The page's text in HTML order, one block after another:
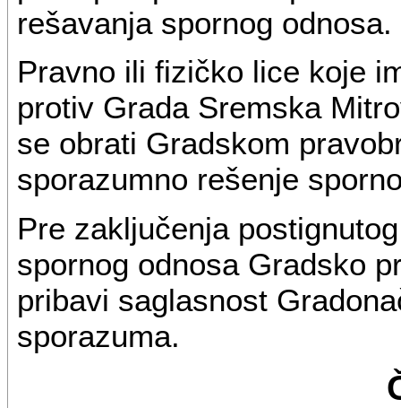
rešavanja spornog odnosa.
Pravno ili fizičko lice koje
protiv Grada Sremska
se obrati Gradskom
sporazumno rešenje
Pre zaključenja
spornog odnosa Gradsko
pribavi saglasnost
sporazuma.